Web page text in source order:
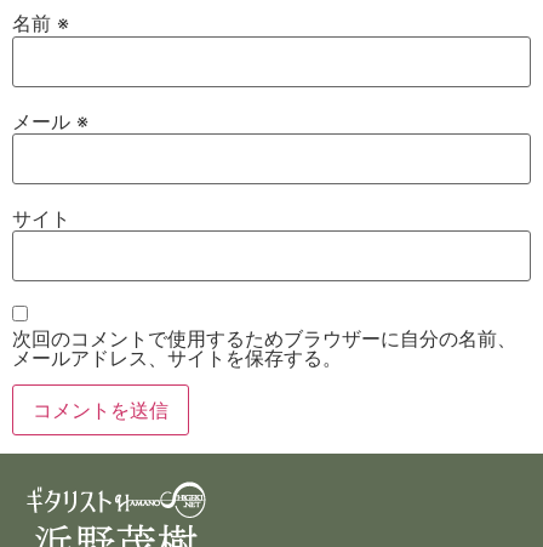
名前 ※
メール ※
サイト
次回のコメントで使用するためブラウザーに自分の名前、
メールアドレス、サイトを保存する。